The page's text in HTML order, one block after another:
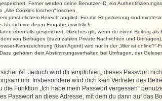
Ferner werden deine Benutzer-ID, ein
Cookies löschen“ löschen.
persönlichem Bereich angibst. Für die Registrierung sind
für dich vor deren Eingabe ersichtlich.
ebenfalls gespeichert. Gleiches gilt, wenn du einen Beitrag
von Beiträgen (dazu zählen Private Nachrichten und
Kennzeichnung (User Agent) wird nur in der „Wer ist
gehören dein Abstimmungsverhalten bei Umfragen, der
ist. Jedoch wird dir empfohlen, dieses Passwort
um. Insbesondere wird dich kein Vertreter des
Funktion „Ich habe mein Passwort vergessen“
Passwort an diese Adresse, mit dem du dann auf das